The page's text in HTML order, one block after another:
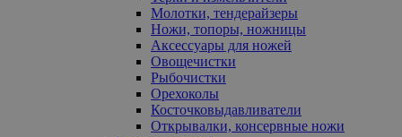
Молотки, тендерайзеры
Ножи, топоры, ножницы
Аксессуары для ножей
Овощечистки
Рыбочистки
Орехоколы
Косточковыдавливатели
Открывалки, консервные ножи